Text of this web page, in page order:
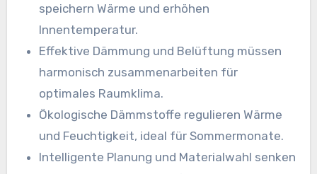
speichern Wärme und erhöhen
Innentemperatur.
Effektive Dämmung und Belüftung müssen
harmonisch zusammenarbeiten für
optimales Raumklima.
Ökologische Dämmstoffe regulieren Wärme
und Feuchtigkeit, ideal für Sommermonate.
Intelligente Planung und Materialwahl senken